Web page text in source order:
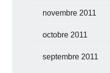
novembre 2011
octobre 2011
septembre 2011